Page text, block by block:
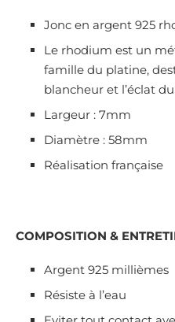
Jonc en argent 925
Le rhodium est un
famille du platine,
blancheur et l’éclat
Largeur : 7mm
Diamètre : 58mm
Réalisation française
COMPOSITION &
Argent 925 millièmes
Résiste à l’eau